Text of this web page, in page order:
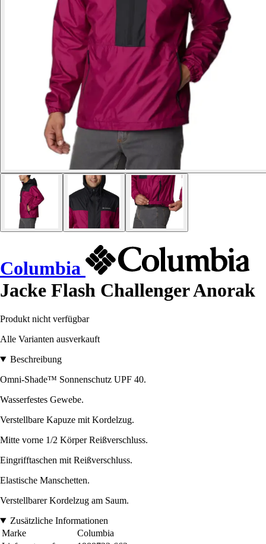
Columbia
Jacke Flash Challenger Anorak
Produkt nicht verfügbar
Alle Varianten ausverkauft
Beschreibung
Omni-Shade™ Sonnenschutz UPF 40.
Wasserfestes Gewebe.
Verstellbare Kapuze mit Kordelzug.
Mitte vorne 1/2 Körper Reißverschluss.
Eingrifftaschen mit Reißverschluss.
Elastische Manschetten.
Verstellbarer Kordelzug am Saum.
Zusätzliche Informationen
Marke
Columbia